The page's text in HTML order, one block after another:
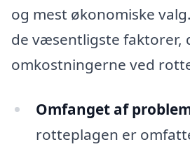
og mest økonomiske
de væsentligste faktorer,
omkostningerne ved
Omfanget af
rotteplagen er